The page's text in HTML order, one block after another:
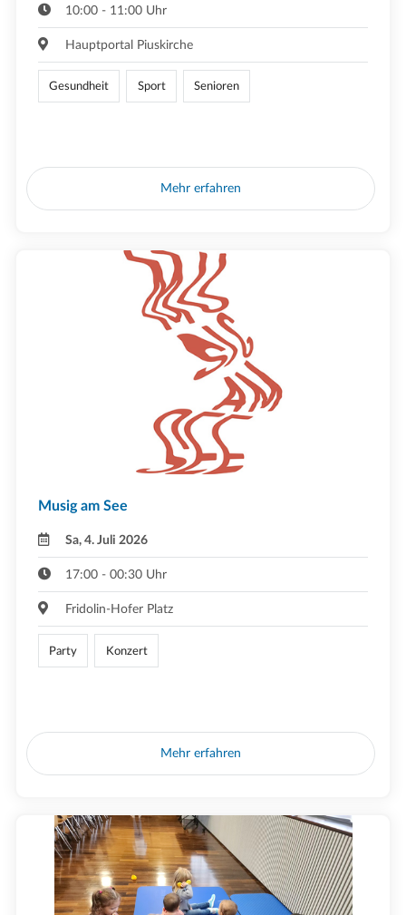
10:00 - 11:00 Uhr
Hauptportal Piuskirche
Gesundheit Sport Senioren
Mehr erfahren
Musig am See
Sa, 4. Juli 2026
17:00 - 00:30 Uhr
Fridolin-Hofer Platz
Party Konzert
Mehr erfahren